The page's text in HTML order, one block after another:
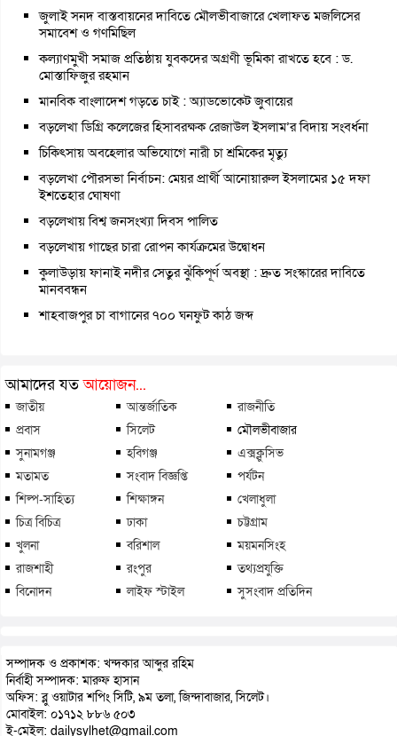
জুলাই সনদ বাস্তবায়নের দাবিতে মৌলভীবাজারে খেলাফত মজলিসের
সমাবেশ ও গণমিছিল
কল্যাণমুখী সমাজ প্রতিষ্ঠায় যুবকদের অগ্রণী ভূমিকা রাখতে হবে : ড.
মোস্তাফিজুর রহমান
মানবিক বাংলাদেশ গড়তে চাই : অ্যাডভোকেট জুবায়ের
বড়লেখা ডিগ্রি কলেজের হিসাবরক্ষক রেজাউল ইসলাম’র বিদায় সংবর্ধনা
চিকিৎসায় অবহেলার অভিযোগে নারী চা শ্রমিকের মৃত্যু
বড়লেখা পৌরসভা নির্বাচন: মেয়র প্রার্থী আনোয়ারুল ইসলামের ১৫ দফা
ইশতেহার ঘোষণা
বড়লেখায় বিশ্ব জনসংখ্যা দিবস পালিত
বড়লেখায় গাছের চারা রোপন কার্যক্রমের উদ্বোধন
কুলাউড়ায় ফানাই নদীর সেতুর ঝুঁকিপূর্ণ অবস্থা : দ্রুত সংস্কারের দাবিতে
মানববন্ধন
শাহবাজপুর চা বাগানের ৭০০ ঘনফুট কাঠ জব্দ
আমাদের যতআয়োজন...
জাতীয় আন্তর্জাতিক
রাজনীতি
প্রবাস
সিলেট
মৌলভীবাজার
সুনামগঞ্জ
হবিগঞ্জ
এক্সক্লুসিভ
মতামত
সংবাদ বিজ্ঞপ্তি
পর্যটন
শিল্প-সাহিত্য
শিক্ষাঙ্গন
খেলাধুলা
চিত্র বিচিত্র
ঢাকা
চট্টগ্রাম
খুলনা
বরিশাল
ময়মনসিংহ
রাজশাহী
রংপুর
তথ্যপ্রযুক্তি
বিনোদন
লাইফ স্টাইল সুসংবাদ প্রতিদিন
সম্পাদক ও প্রকাশক: খন্দকার আব্দুর রহিম
নির্বাহী সম্পাদক: মারুফ হাসান
অফিস: ব্লু ওয়াটার শপিং সিটি, ৯ম তলা, জিন্দাবাজার, সিলেট।
মোবাইল: ০১৭১২ ৮৮৬ ৫০৩
ই-মেইল: dailysylhet@gmail.com